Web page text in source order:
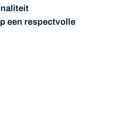
een respectvolle